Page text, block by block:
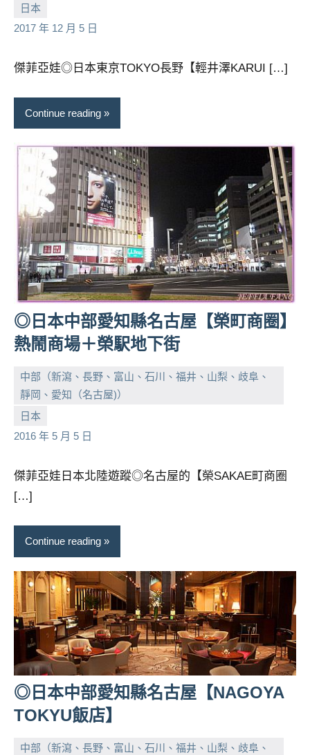
日本
2017 年 12 月 5 日
小
芳
No
comments
傑菲亞娃◎日本東京TOKYO長野【輕井澤KARUI […]
Continue reading
◎日本中部愛知縣名古屋【榮町商圈】
熱鬧商場＋榮駅地下街
中部（新瀉、長野、富山、石川、福井、山梨、歧阜、
靜岡、愛知（名古屋)）
日本
2016 年 5 月 5 日
小
芳
No
comments
傑菲亞娃日本北陸遊蹤◎名古屋的【榮SAKAE町商圈
[…]
Continue reading
◎日本中部愛知縣名古屋【NAGOYA
TOKYU飯店】
中部（新瀉、長野、富山、石川、福井、山梨、歧阜、